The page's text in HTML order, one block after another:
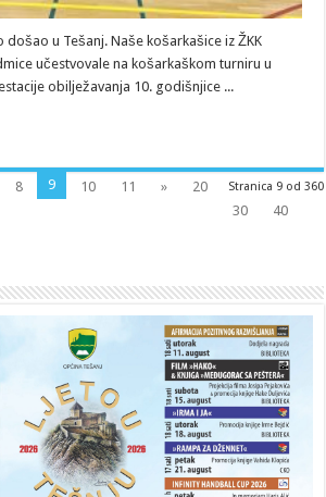
u Tešanj. Naše košarkašice iz ŽKK
učestvovale na košarkaškom turniru u
obilježavanja 10. godišnjice ...
Stranica 9 od 360
8 9 10 11 »
20
30
40